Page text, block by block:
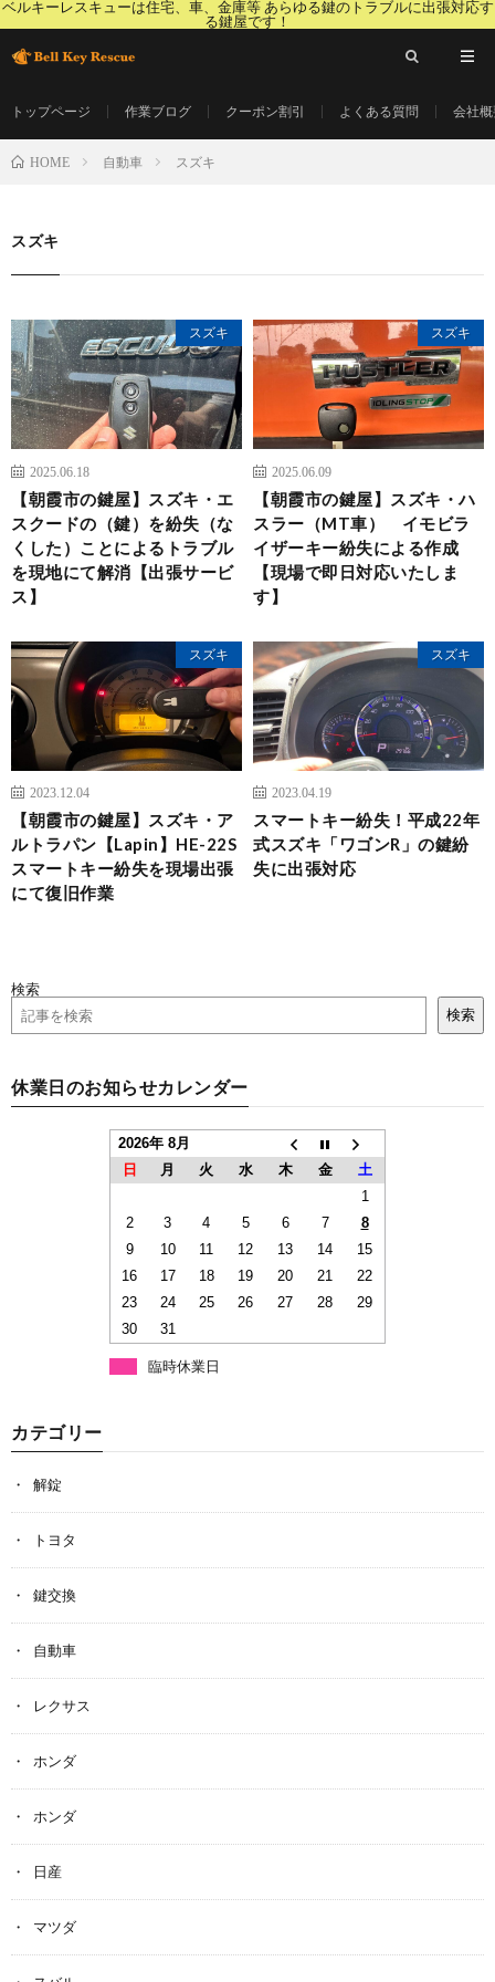
ベルキーレスキューは住宅、車、金庫等 あらゆる鍵のトラブルに出張対応す
る鍵屋です！
トップページ 作業ブログ クーポン割引 よくある質問 会社
HOME 自動車 スズキ
スズキ
スズキ
2025.06.18
【朝霞市の鍵屋】スズキ・エ
スクードの（鍵）を紛失（な
くした）ことによるトラブル
を現地にて解消【出張サービ
ス】
スズキ
2025.06.09
【朝霞市の鍵屋】スズキ・ハ
スラー（MT車） イモビラ
イザーキー紛失による作成
【現場で即日対応いたしま
す】
スズキ
2023.12.04
【朝霞市の鍵屋】スズキ・ア
ルトラパン【Lapin】HE-22S
スマートキー紛失を現場出張
にて復旧作業
スズキ
2023.04.19
スマートキー紛失！平成22年
式スズキ「ワゴンR」の鍵紛
失に出張対応
検索
検索
休業日のお知らせカレンダー
2026年 8月
日
月 火 水 木 金
土
1
2
3 4 5 6 7
8
9
10 11 12 13 14
15
16
17 18 19 20 21
22
23
24 25 26 27 28
29
30
31
臨時休業日
カテゴリー
解錠
トヨタ
鍵交換
自動車
レクサス
ホンダ
ホンダ
日産
マツダ